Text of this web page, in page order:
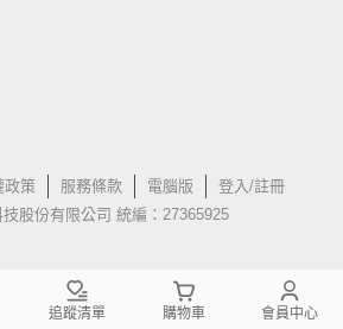
政策 服務條款 電腦版
登入/註冊
股份有限公司 統編：27365925
追蹤清單 購物車 會員中心